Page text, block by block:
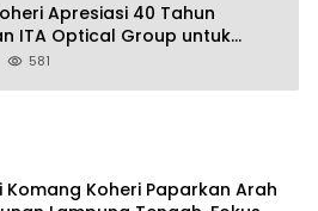
Emas 2045
Apresiasi 40 Tahun
ITA Optical Group untuk
Mata Masyarakat Lamteng
581
Komang Koheri Paparkan Arah